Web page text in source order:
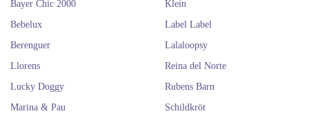
Bayer Chic 2000
Bebelux
Berenguer
Klein
Label Label
Lalaloopsy
Llorens
Lucky Doggy
Marina & Pau
Reina del Norte
Rubens Barn
Schildkröt